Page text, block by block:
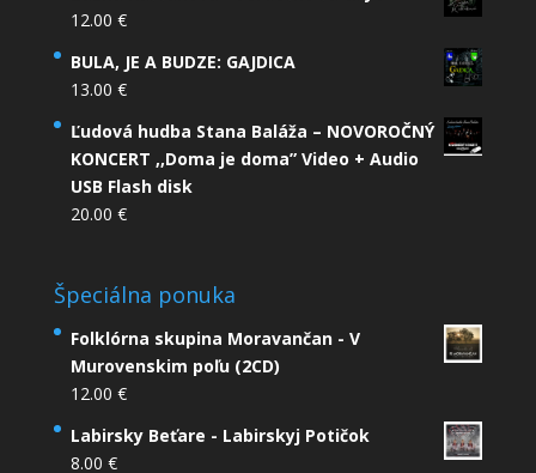
12.00 €
BULA, JE A BUDZE: GAJDICA
13.00 €
Ľudová hudba Stana Baláža – NOVOROČNÝ
KONCERT ,,Doma je doma” Video + Audio
USB Flash disk
20.00 €
Špeciálna ponuka
Folklórna skupina Moravančan - V
Murovenskim poľu (2CD)
12.00 €
Labirsky Beťare - Labirskyj Potičok
8.00 €